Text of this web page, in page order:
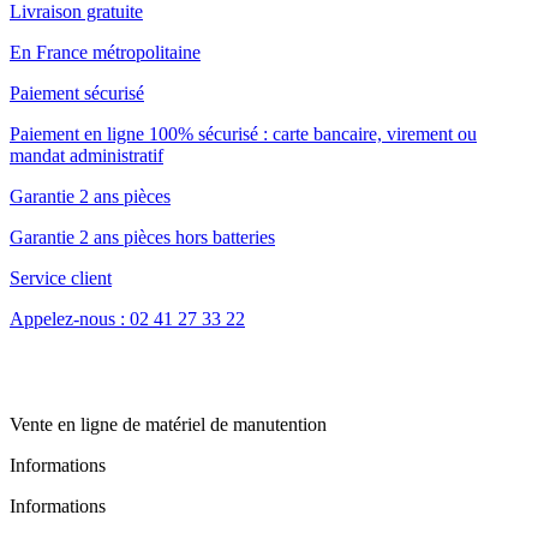
Livraison gratuite
En France métropolitaine
Paiement sécurisé
Paiement en ligne 100% sécurisé : carte bancaire, virement ou
mandat administratif
Garantie 2 ans pièces
Garantie 2 ans pièces hors batteries
Service client
Appelez-nous : 02 41 27 33 22
Vente en ligne de matériel de manutention
Informations
Informations